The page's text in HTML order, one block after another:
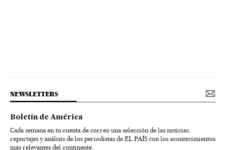
NEWSLETTERS
Boletín de América
Cada semana en tu cuenta de correo una selección de las noticias,
reportajes y análisis de los periodistas de EL PAÍS con los acontecimientos
más relevantes del continente.